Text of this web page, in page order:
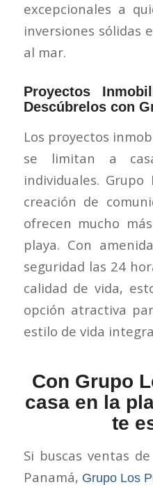
excepcionales a
inversiones sólidas
al mar.
Proyectos
Descúbrelos con
Los proyectos
se limitan a
individuales.
creación de
ofrecen mucho
playa. Con
seguridad las 24
calidad de vida,
opción atractiva
estilo de vida
Con Grupo
casa en la
te
Si buscas ventas
Panamá, Grupo Los